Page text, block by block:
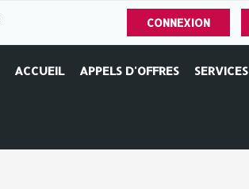
CONNEXION
ACCUEIL APPELS D'OFFRES SERVICES